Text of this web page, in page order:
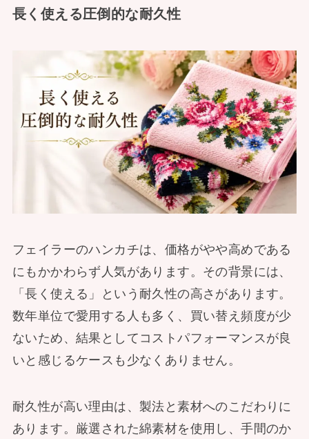
長く使える圧倒的な耐久性
フェイラーのハンカチは、価格がやや高めである
にもかかわらず人気があります。その背景には、
「長く使える」という耐久性の高さがあります。
数年単位で愛用する人も多く、買い替え頻度が少
ないため、結果としてコストパフォーマンスが良
いと感じるケースも少なくありません。
耐久性が高い理由は、製法と素材へのこだわりに
あります。厳選された綿素材を使用し、手間のか